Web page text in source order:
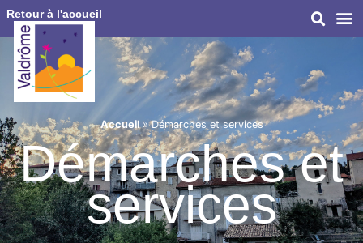
Retour à l'accueil
Accueil»Démarches et services
Démarches et
services